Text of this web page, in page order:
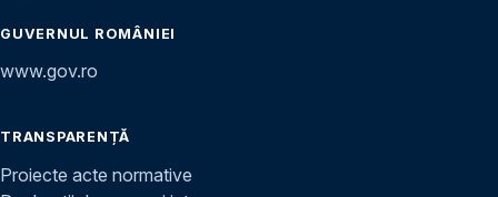
GUVERNUL ROMÂNIEI
www.gov.ro
TRANSPARENȚĂ
Proiecte acte normative